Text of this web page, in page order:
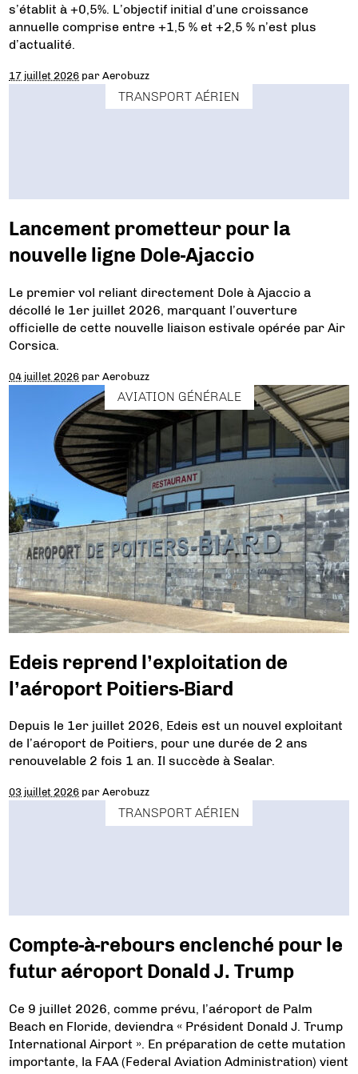
s’établit à +0,5%. L’objectif initial d’une croissance
annuelle comprise entre +1,5 % et +2,5 % n’est plus
d’actualité.
17 juillet 2026 parAerobuzz
TRANSPORT AÉRIEN
Lancement prometteur pour la
nouvelle ligne Dole-Ajaccio
Le premier vol reliant directement Dole à Ajaccio a
décollé le 1er juillet 2026, marquant l’ouverture
officielle de cette nouvelle liaison estivale opérée par Air
Corsica.
04 juillet 2026 parAerobuzz
AVIATION GÉNÉRALE
Edeis reprend l’exploitation de
l’aéroport Poitiers-Biard
Depuis le 1er juillet 2026, Edeis est un nouvel exploitant
de l’aéroport de Poitiers, pour une durée de 2 ans
renouvelable 2 fois 1 an. Il succède à Sealar.
03 juillet 2026 parAerobuzz
TRANSPORT AÉRIEN
Compte-à-rebours enclenché pour le
futur aéroport Donald J. Trump
Ce 9 juillet 2026, comme prévu, l’aéroport de Palm
Beach en Floride, deviendra « Président Donald J. Trump
International Airport ». En préparation de cette mutation
importante, la FAA (Federal Aviation Administration) vient